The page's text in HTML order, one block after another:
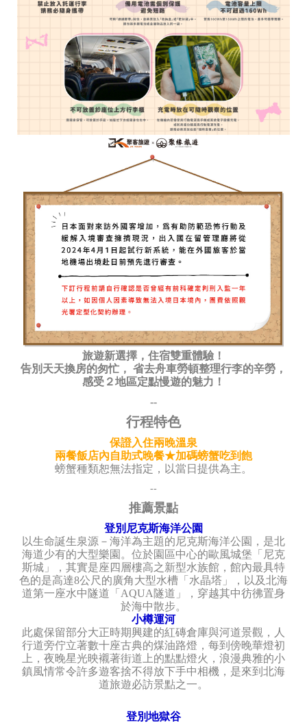
旅遊新選擇，住宿雙重體驗！
告別天天換房的匆忙， 省去舟車勞頓整理行李的辛勞，
感受２地區定點慢遊的魅力！
--
行程特色
保證入住兩晚溫泉
兩餐飯店內自助式晚餐★加碼螃蟹吃到飽
螃蟹種類恕無法指定，以當日提供為主。
--
推薦景點
登別尼克斯海洋公園
以生命誕生泉源－海洋為主題的尼克斯海洋公園，是北
海道少有的大型樂園。位於園區中心的歐風城堡「尼克
斯城」，其實是座四層樓高之新型水族館，館內最具特
色的是高達8公尺的廣角大型水槽「水晶塔」，以及北海
道第一座水中隧道「AQUA隧道」，穿越其中彷彿置身
於海中散步。
小樽運河
此處保留部分大正時期興建的紅磚倉庫與河道景觀，人
行道旁佇立著數十座古典的煤油路燈，每到傍晚華燈初
上，夜晚星光映襯著街道上的點點燈火，浪漫典雅的小
鎮風情常令許多遊客捨不得放下手中相機，是來到北海
道旅遊必訪景點之一。
登別地獄谷